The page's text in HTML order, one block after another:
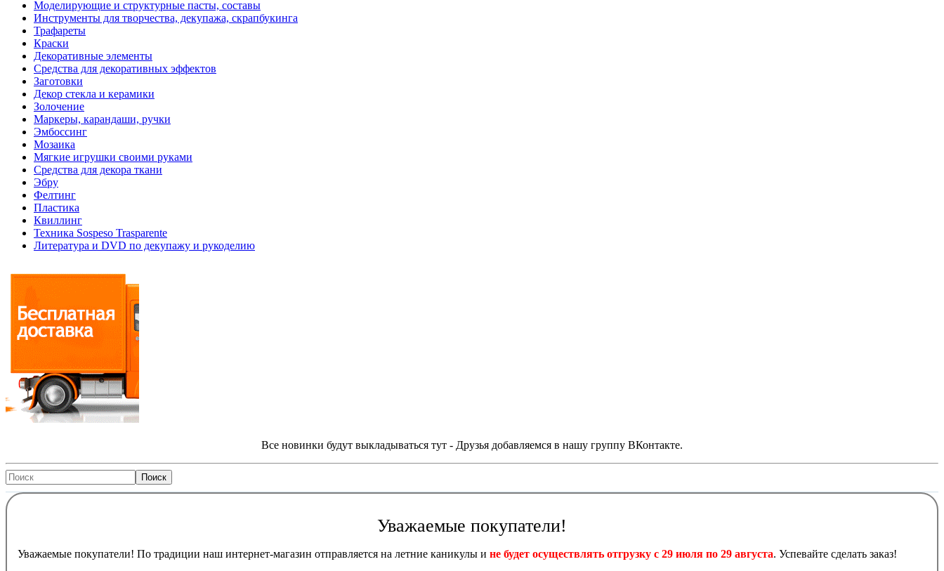
Моделирующие и структурные пасты, составы
Инструменты для творчества, декупажа, скрапбукинга
Трафареты
Краски
Декоративные элементы
Средства для декоративных эффектов
Заготовки
Декор стекла и керамики
Золочение
Маркеры, карандаши, ручки
Эмбоссинг
Мозаика
Мягкие игрушки своими руками
Средства для декора ткани
Эбру
Фелтинг
Пластика
Квиллинг
Техника Sospeso Trasparente
Литература и DVD по декупажу и рукоделию
Все новинки будут выкладываться тут - Друзья добавляемся в нашу группу ВКонтакте.
Уважаемые покупатели!
Уважаемые покупатели! По традиции наш интернет-магазин отправляется на летние каникулы и не будет осуществлять отгрузку с 29 июля по 29 августа. Успевайте сделать заказ!